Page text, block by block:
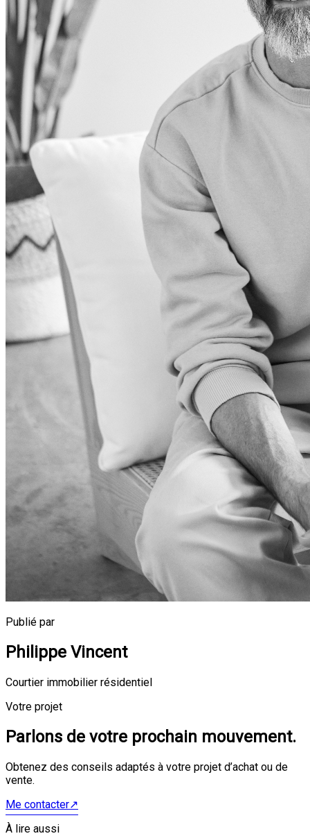
Publié par
Philippe Vincent
Courtier immobilier résidentiel
Votre projet
Parlons de votre prochain mouvement.
Obtenez des conseils adaptés à votre projet d’achat ou de
vente.
Me contacter↗
À lire aussi